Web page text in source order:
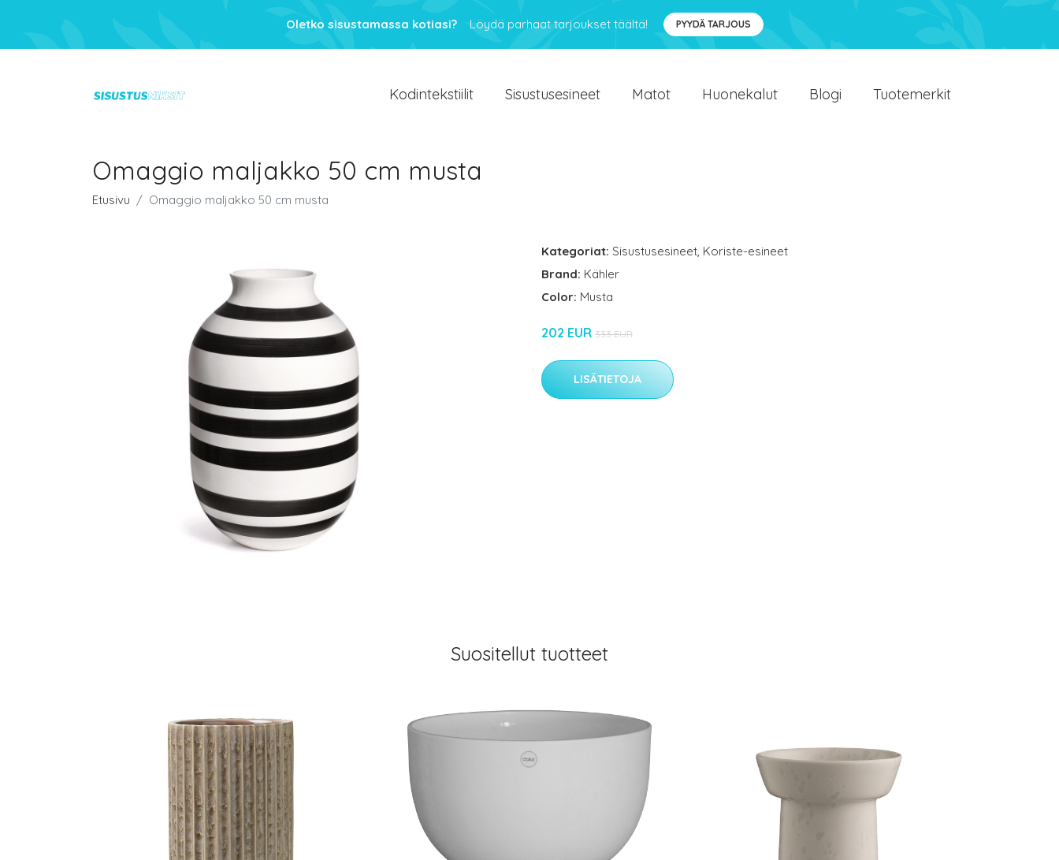
Oletko sisustamassa kotiasi? Löydä parhaat tarjoukset täältä! PYYDÄ TARJOUS
Kodintekstiilit Sisustusesineet Matot Huonekalut Blogi Tuotemerkit
Omaggio maljakko 50 cm musta
Etusivu Omaggio maljakko 50 cm musta
Kategoriat: Sisustusesineet, Koriste-esineet
Brand: Kähler
Color: Musta
202 EUR 333 EUR
LISÄTIETOJA
Suositellut tuotteet